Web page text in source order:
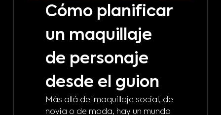
Cómo planificar
un maquillaje
de personaje
desde el guion
Más allá del maquillaje social, de
novia o de moda, hay un mundo